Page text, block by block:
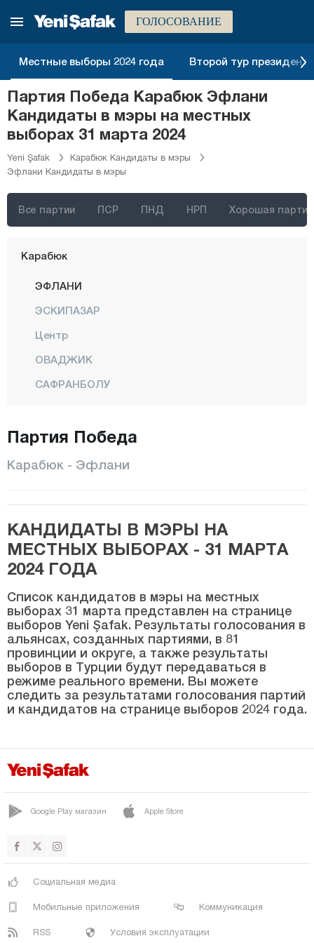
ГОЛОСОВАНИЕ
Местные выборы 2024 года Второй тур
Партия Победа Карабюк Эфлани
Кандидаты в мэры на местных
выборах 31 марта 2024
Yeni Şafak
Карабюк Кандидаты в мэры
Эфлани Кандидаты в мэры
Все партии ПСР ПНД НРП Хорошая партия
Эскишехир
Гиресун
Гюмюшхане
Хаккяри
Хатай
Ыгдыр
Кахраманмараш
Карабюк
ЭФЛАНИ
ЭСКИПАЗАР
Центр
ОВАДЖИК
САФРАНБОЛУ
Йортан
Караман
Кастамону
Кайсери
Килис
Кырыккале
Кыркларэли
Кыршехир
Коджаэли
Конья
Кютахья
Маниса
Мардин
Муш
Партия Победа
Карабюк - Эфлани
КАНДИДАТЫ В МЭРЫ НА
МЕСТНЫХ ВЫБОРАХ - 31 МАРТА
2024 ГОДА
Список кандидатов в мэры на местных
выборах 31 марта представлен на странице
выборов Yeni Şafak. Результаты голосования в
альянсах, созданных партиями, в 81
провинции и округе, а также результаты
выборов в Турции будут передаваться в
режиме реального времени. Вы можете
следить за результатами голосования партий
и кандидатов на странице выборов 2024 года.
Google Play магазин Apple Store
Социальная медиа
Мобильные приложения Коммуникация
RSS Условия эксплуатации